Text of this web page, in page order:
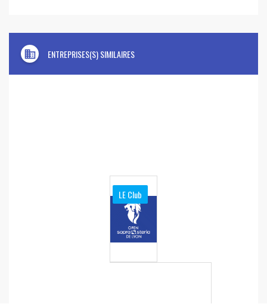
domain ENTREPRISES(S) SIMILAIRES
LE Club